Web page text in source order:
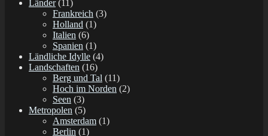
Länder(11)
Frankreich (3)
Holland (1)
Italien (6)
Spanien (1)
Ländliche Idylle (4)
Landschaften (16)
Berg und Tal (11)
Hoch im Norden (2)
Seen (3)
Metropolen (5)
Amsterdam (1)
Berlin (1)